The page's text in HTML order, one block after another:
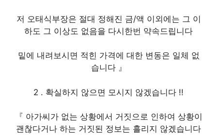
저 오태식부장은 절대 정해진 금/액 이외에는 그 이
하도 그 이상도 없음을 다시한번 약속드립니다
밑에 내려보시면 적힌 가격에 대한 변동은 일체 없
습니다 』
2 . 확실하지 않으면 모시지 않겠습니다 !!
『 아가씨가 없는 상황에서 거짓으로 인하여 상황이
괜찮다거나 하는 거짓된 정보는 흘리지 않겠습니다